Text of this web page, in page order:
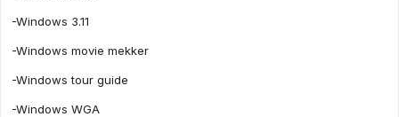
-Windows 3.11
-Windows movie mekker
-Windows tour guide
-Windows WGA